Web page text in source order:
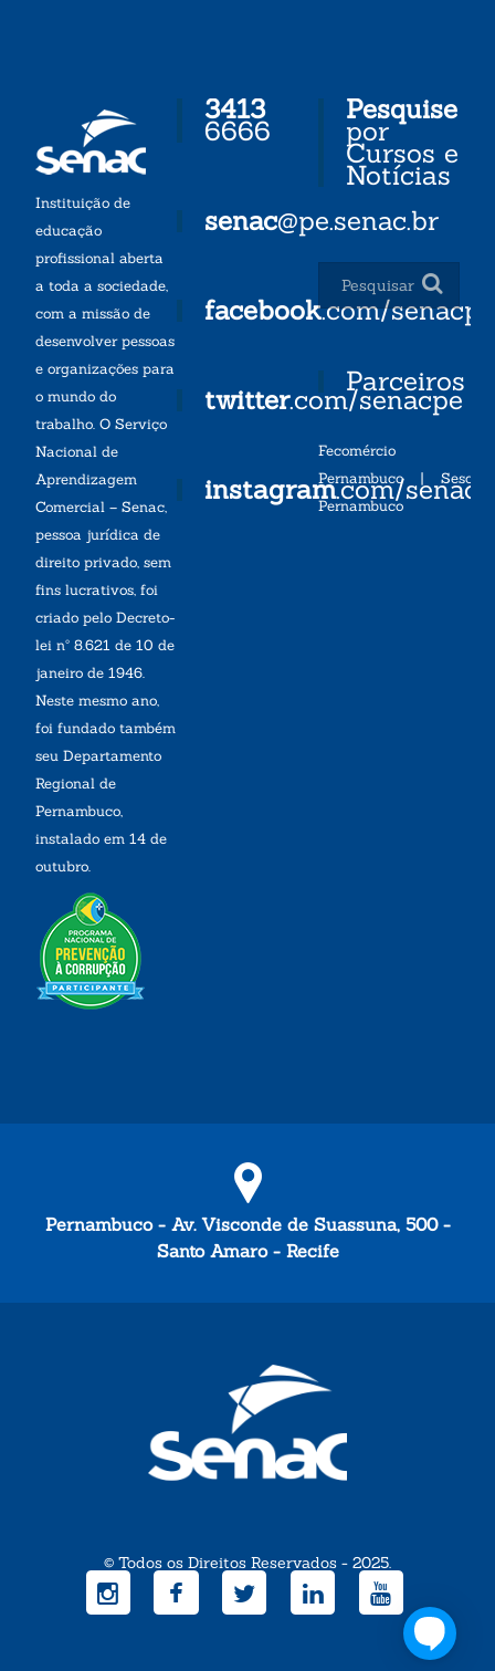
Instituição de
educação
profissional aberta
a toda a sociedade,
com a missão de
desenvolver pessoas
e organizações para
o mundo do
trabalho. O Serviço
Nacional de
Aprendizagem
Comercial – Senac,
pessoa jurídica de
direito privado, sem
fins lucrativos, foi
criado pelo Decreto-
lei nº 8.621 de 10 de
janeiro de 1946.
Neste mesmo ano,
foi fundado também
seu Departamento
Regional de
Pernambuco,
instalado em 14 de
outubro.
3413
6666
senac@pe.senac.br
facebook.com/senacpe
twitter.com/senacpe
instagram.com/
Pesquise
por
Cursos e
Notícias
Parceiros
Fecomércio
Pernambuco| Sesc
Pernambuco
Pernambuco - Av. Visconde de Suassuna, 500 -
Santo Amaro - Recife
© Todos os Direitos Reservados - 2025.